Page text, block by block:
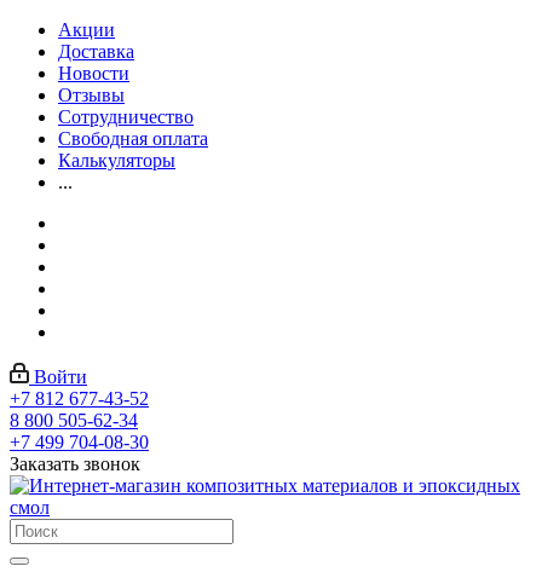
Акции
Доставка
Новости
Отзывы
Сотрудничество
Свободная оплата
Калькуляторы
...
Войти
+7 812 677-43-52
8 800 505-62-34
+7 499 704-08-30
Заказать звонок